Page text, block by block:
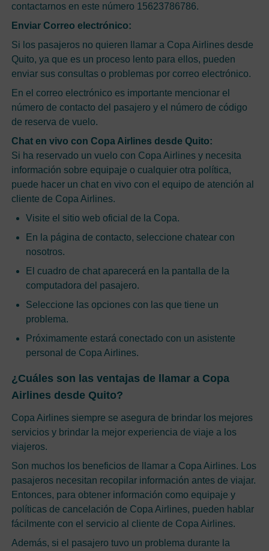
contactarnos en este número 15623786786.
Enviar Correo electrónico:
Si los pasajeros no quieren llamar a Copa Airlines desde
Quito, ya que es un proceso lento para ellos, pueden
enviar sus consultas o problemas por correo electrónico.
En el correo electrónico es importante mencionar el
número de contacto del pasajero y el número de código
de reserva de vuelo.
Chat en vivo con Copa Airlines desde Quito:
Si ha reservado un vuelo con Copa Airlines y necesita
información sobre equipaje o cualquier otra política,
puede hacer un chat en vivo con el equipo de atención al
cliente de Copa Airlines.
Visite el sitio web oficial de la Copa.
En la página de contacto, seleccione chatear con
nosotros.
El cuadro de chat aparecerá en la pantalla de la
computadora del pasajero.
Seleccione las opciones con las que tiene un
problema.
Próximamente estará conectado con un asistente
personal de Copa Airlines.
¿Cuáles son las ventajas de llamar a Copa
Airlines desde Quito?
Copa Airlines siempre se asegura de brindar los mejores
servicios y brindar la mejor experiencia de viaje a los
viajeros.
Son muchos los beneficios de llamar a Copa Airlines. Los
pasajeros necesitan recopilar información antes de viajar.
Entonces, para obtener información como equipaje y
políticas de cancelación de Copa Airlines, pueden hablar
fácilmente con el servicio al cliente de Copa Airlines.
Además, si el pasajero tuvo un problema durante la